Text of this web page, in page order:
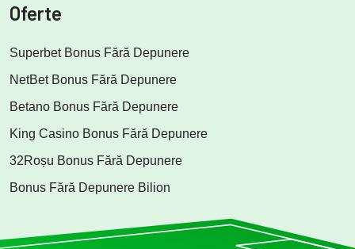
Oferte
Superbet Bonus Fără Depunere
NetBet Bonus Fără Depunere
Betano Bonus Fără Depunere
King Casino Bonus Fără Depunere
32Roșu Bonus Fără Depunere
Bonus Fără Depunere Bilion